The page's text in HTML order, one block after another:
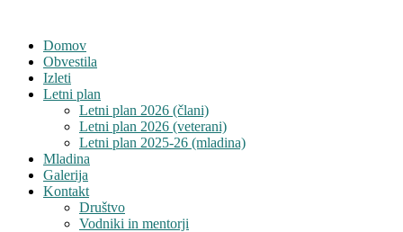
Domov
Obvestila
Izleti
Letni plan
Letni plan 2026 (člani)
Letni plan 2026 (veterani)
Letni plan 2025-26 (mladina)
Mladina
Galerija
Kontakt
Društvo
Vodniki in mentorji